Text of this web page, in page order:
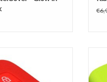
/ beschermhoesje
autosleutel